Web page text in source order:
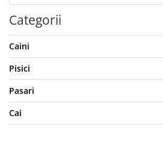
Categorii
Caini
Pisici
Pasari
Cai